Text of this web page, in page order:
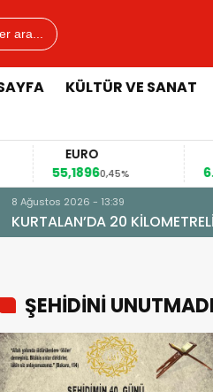
ara...
KÜLTÜR VE SANAT
EURO
55,18960,45%
8 Ağustos 2026 - 13:39
KURTALAN’DA 20
ŞEHİDİNİ UNUTMADI